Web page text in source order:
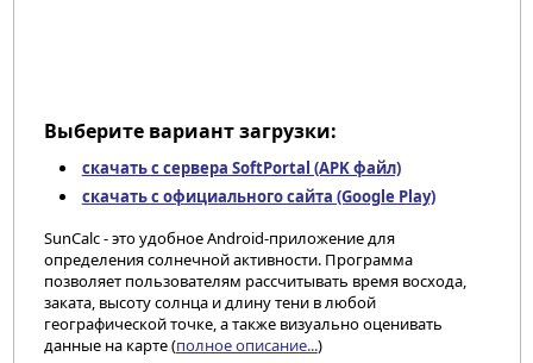
Выберите вариант загрузки:
скачать с сервера SoftPortal (APK файл)
скачать с официального сайта (Google Play)
SunCalc - это удобное Android-приложение для
определения солнечной активности. Программа
позволяет пользователям рассчитывать время восхода,
заката, высоту солнца и длину тени в любой
географической точке, а также визуально оценивать
данные на карте (полное описание...)